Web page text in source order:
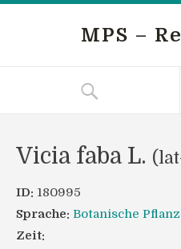
MPS –
Vicia faba L.
ID: 180995
Sprache: Botanische
Zeit: